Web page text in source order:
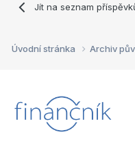
Jít na seznam
Úvodní stránka Archiv